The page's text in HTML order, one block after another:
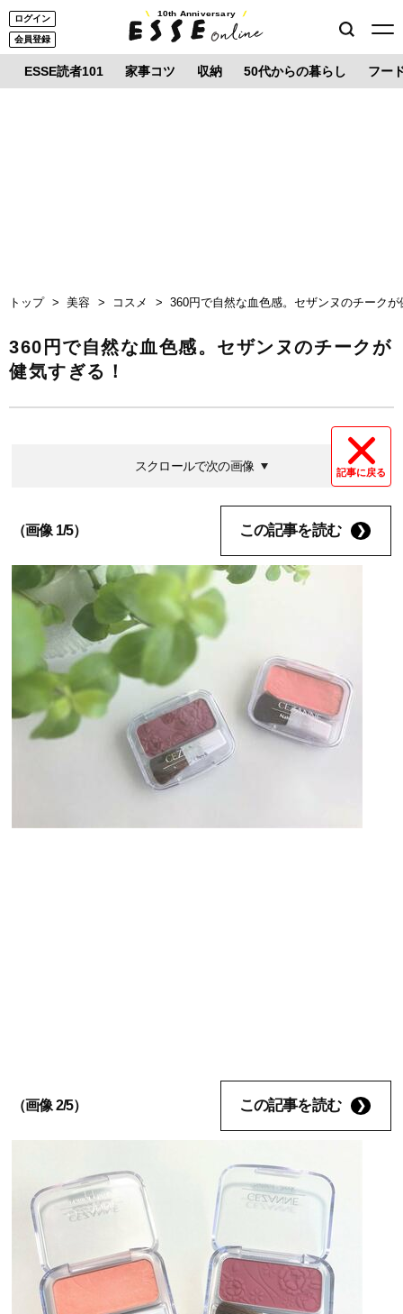
ログイン
会員登録
10th Anniversary
ESSE読者101 家事コツ 収納 50代からの暮らし フー
トップ 美容 コスメ 360円で自然な血色感。セザンヌのチーク
360円で自然な血色感。セザンヌのチークが
健気すぎる！
記事に戻る
スクロールで次の画像
（画像 1/5） この記事を読む
（画像 2/5） この記事を読む